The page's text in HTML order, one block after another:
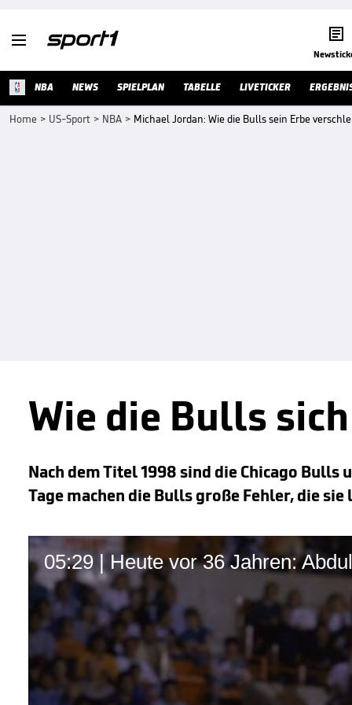
 
NBA NEWS SPIELPLAN TABELLE LIVETICKER
Home > US-Sport > NBA > Michael Jordan: Wie die Bulls sein Erbe
Wie die Bulls
Nach dem Titel 1998 sind die Chicago Bulls
Tage machen die Bulls große Fehler, die
05:29 | Heute vor 36 Jahren: